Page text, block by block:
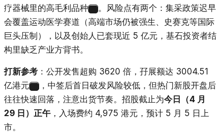
疗器械里的高毛利品种
。风险点有两个：集采政策迟早
会覆盖运动医学赛道（高端市场仍被强生、史赛克等国际
巨头压制），以及创始人已套现近 5 亿元，基石投资者结
构里缺乏产业方背书。
打新参考 ：公开发售超购 3620 倍，孖展额达 3004.51
亿港元
，中签后首日破发风险较低，但热门新股开盘后
往往快速回落，注意出货节奏。招股截止为今日（4 月
29 日）正午 ，入场费约 4,975 港元，预计 5 月 5 日上
市。